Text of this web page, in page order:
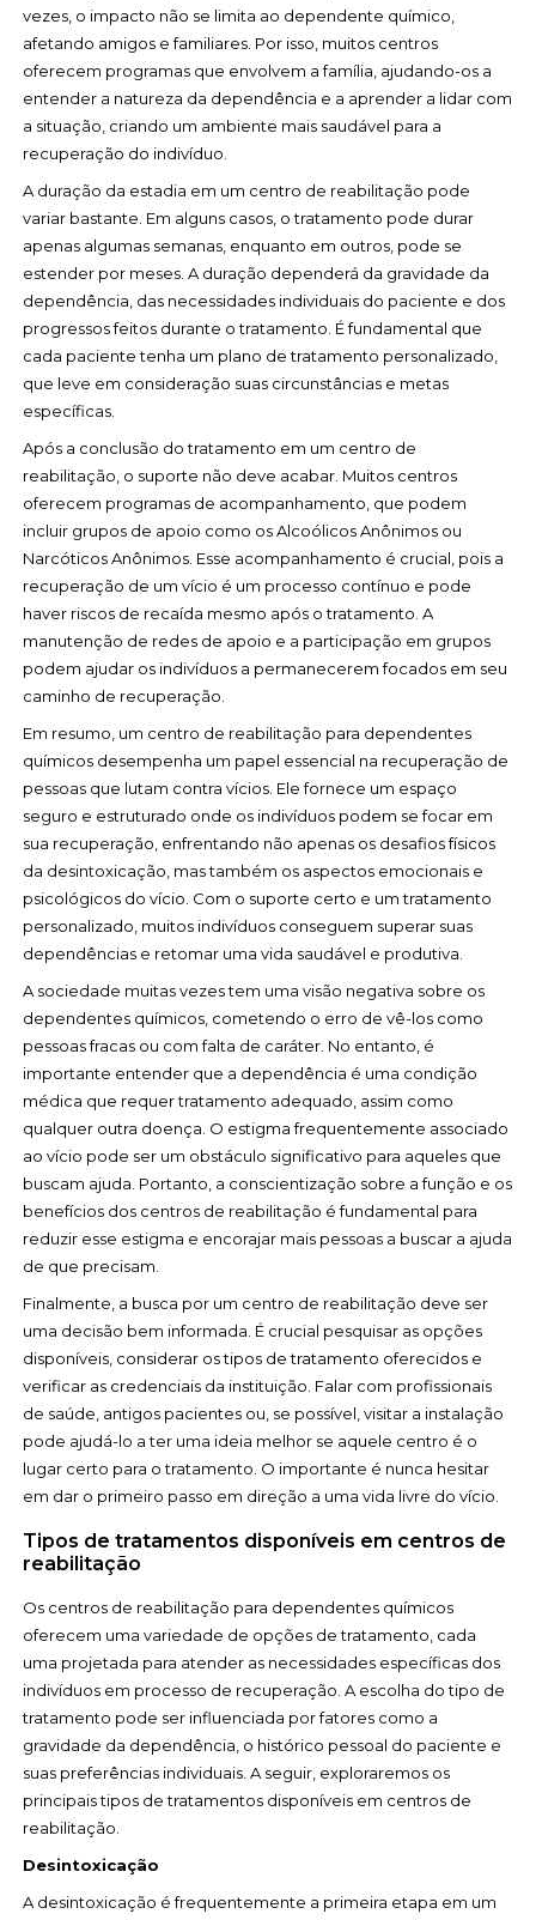
vezes, o impacto não se limita ao dependente químico,
afetando amigos e familiares. Por isso, muitos centros
oferecem programas que envolvem a família, ajudando-os a
entender a natureza da dependência e a aprender a lidar com
a situação, criando um ambiente mais saudável para a
recuperação do indivíduo.
A duração da estadia em um centro de reabilitação pode
variar bastante. Em alguns casos, o tratamento pode durar
apenas algumas semanas, enquanto em outros, pode se
estender por meses. A duração dependerá da gravidade da
dependência, das necessidades individuais do paciente e dos
progressos feitos durante o tratamento. É fundamental que
cada paciente tenha um plano de tratamento personalizado,
que leve em consideração suas circunstâncias e metas
específicas.
Após a conclusão do tratamento em um centro de
reabilitação, o suporte não deve acabar. Muitos centros
oferecem programas de acompanhamento, que podem
incluir grupos de apoio como os Alcoólicos Anônimos ou
Narcóticos Anônimos. Esse acompanhamento é crucial, pois a
recuperação de um vício é um processo contínuo e pode
haver riscos de recaída mesmo após o tratamento. A
manutenção de redes de apoio e a participação em grupos
podem ajudar os indivíduos a permanecerem focados em seu
caminho de recuperação.
Em resumo, um centro de reabilitação para dependentes
químicos desempenha um papel essencial na recuperação de
pessoas que lutam contra vícios. Ele fornece um espaço
seguro e estruturado onde os indivíduos podem se focar em
sua recuperação, enfrentando não apenas os desafios físicos
da desintoxicação, mas também os aspectos emocionais e
psicológicos do vício. Com o suporte certo e um tratamento
personalizado, muitos indivíduos conseguem superar suas
dependências e retomar uma vida saudável e produtiva.
A sociedade muitas vezes tem uma visão negativa sobre os
dependentes químicos, cometendo o erro de vê-los como
pessoas fracas ou com falta de caráter. No entanto, é
importante entender que a dependência é uma condição
médica que requer tratamento adequado, assim como
qualquer outra doença. O estigma frequentemente associado
ao vício pode ser um obstáculo significativo para aqueles que
buscam ajuda. Portanto, a conscientização sobre a função e os
benefícios dos centros de reabilitação é fundamental para
reduzir esse estigma e encorajar mais pessoas a buscar a ajuda
de que precisam.
Finalmente, a busca por um centro de reabilitação deve ser
uma decisão bem informada. É crucial pesquisar as opções
disponíveis, considerar os tipos de tratamento oferecidos e
verificar as credenciais da instituição. Falar com profissionais
de saúde, antigos pacientes ou, se possível, visitar a instalação
pode ajudá-lo a ter uma ideia melhor se aquele centro é o
lugar certo para o tratamento. O importante é nunca hesitar
em dar o primeiro passo em direção a uma vida livre do vício.
Tipos de tratamentos disponíveis em centros de
reabilitação
Os centros de reabilitação para dependentes químicos
oferecem uma variedade de opções de tratamento, cada
uma projetada para atender as necessidades específicas dos
indivíduos em processo de recuperação. A escolha do tipo de
tratamento pode ser influenciada por fatores como a
gravidade da dependência, o histórico pessoal do paciente e
suas preferências individuais. A seguir, exploraremos os
principais tipos de tratamentos disponíveis em centros de
reabilitação.
Desintoxicação
A desintoxicação é frequentemente a primeira etapa em um